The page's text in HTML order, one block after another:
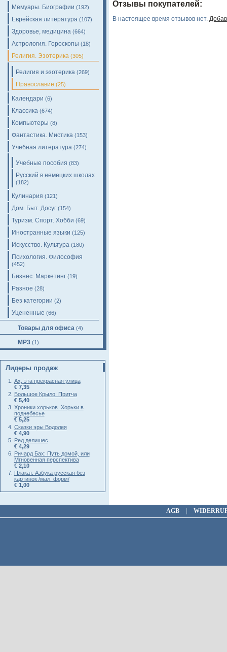
Мемуары. Биографии (192)
Еврейская литература (107)
Здоровье, медицина (664)
Астрология. Гороскопы (18)
Религия. Эзотерика (305)
Религия и эзотерика (269)
Православие (25)
Календари (6)
Классика (674)
Компьютеры (8)
Фантастика. Мистика (153)
Учебная литература (274)
Учебные пособия (83)
Русский в немецких школах
(182)
Кулинария (121)
Дом. Быт. Досуг (154)
Туризм. Спорт. Хобби (69)
Иностранные языки (125)
Искусство. Культура (180)
Психология. Философия
(452)
Бизнес. Маркетинг (19)
Разное (28)
Без категории (2)
Уцененные (66)
Товары для офиса (4)
MP3 (1)
Лидеры продаж
Ах, эта прекрасная улица
€ 7,35
Большое Крыло: Притча
€ 5,40
Хроники хорьков. Хорьки в
поднебесье
€ 5,25
Сказки эры Водолея
€ 4,90
Ред делишес
€ 4,29
Ричард Бах: Путь домой, или
Мгновенная перспектива
€ 2,10
Плакат. Азбука русская без
картинок /мал. форм/
€ 1,00
Отзывы покупателей:
В настоящее время отзывов нет.
AGB